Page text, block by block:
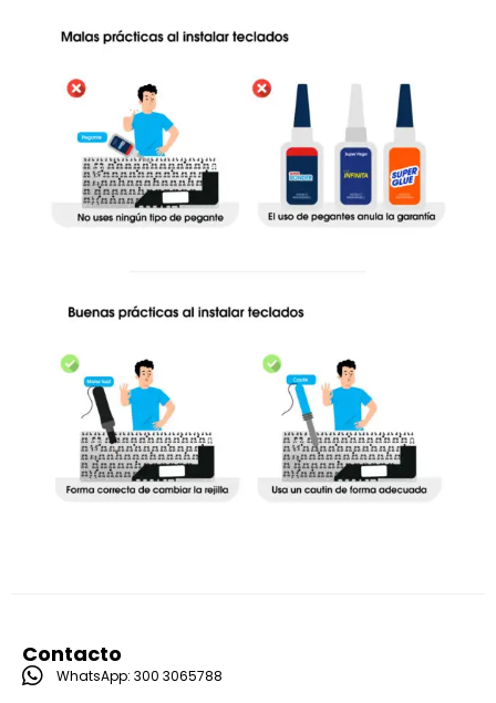
Contacto
WhatsApp: 300 3065788